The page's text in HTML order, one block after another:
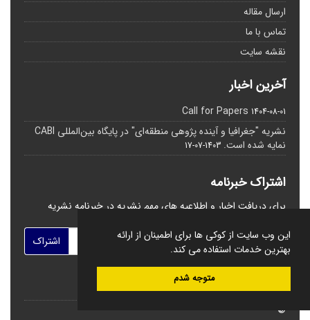
این وب سایت از کوکی ها برای اطمینان از ارائه
بهترین خدمات استفاده می کند.
متوجه شدم
ارسال مقاله
تماس با ما
نقشه سایت
آخرین اخبار
Call for Papers 1404-08-01
نشریه "جغرافیا و آینده پژوهی منطقه‌ای" در پایگاه بین‌المللی CABI
نمایه شده است. 1403-07-17
اشتراک خبرنامه
برای دریافت اخبار و اطلاعیه های مهم نشریه در خبرنامه نشریه
اشتراک
©